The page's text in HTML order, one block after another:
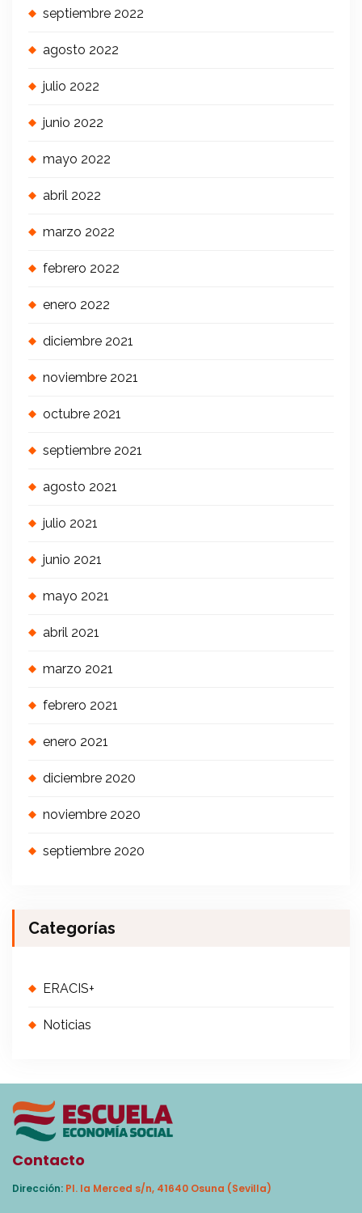
septiembre 2022
agosto 2022
julio 2022
junio 2022
mayo 2022
abril 2022
marzo 2022
febrero 2022
enero 2022
diciembre 2021
noviembre 2021
octubre 2021
septiembre 2021
agosto 2021
julio 2021
junio 2021
mayo 2021
abril 2021
marzo 2021
febrero 2021
enero 2021
diciembre 2020
noviembre 2020
septiembre 2020
Categorías
ERACIS+
Noticias
Contacto
Dirección: Pl. la Merced s/n, 41640 Osuna (Sevilla)